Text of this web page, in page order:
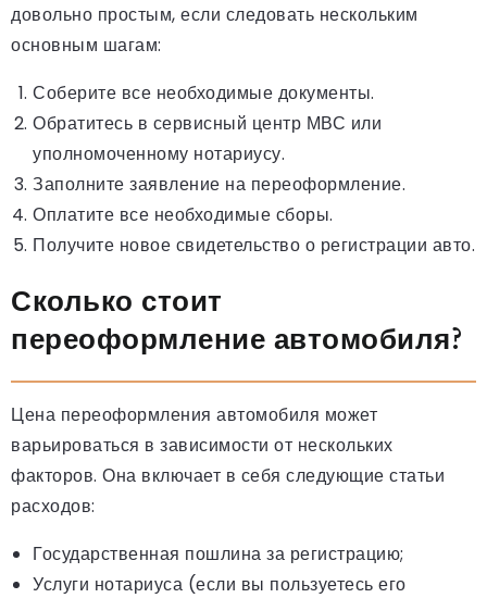
довольно простым, если следовать нескольким
основным шагам:
Соберите все необходимые документы.
Обратитесь в сервисный центр МВС или
уполномоченному нотариусу.
Заполните заявление на переоформление.
Оплатите все необходимые сборы.
Получите новое свидетельство о регистрации авто.
Сколько стоит
переоформление автомобиля?
Цена переоформления автомобиля может
варьироваться в зависимости от нескольких
факторов. Она включает в себя следующие статьи
расходов:
Государственная пошлина за регистрацию;
Услуги нотариуса (если вы пользуетесь его